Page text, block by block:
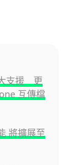
支援 更
互傳檔
將擴展至